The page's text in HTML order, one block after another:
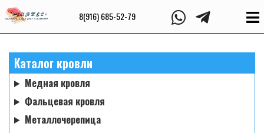
8(916) 685-52-79
Каталог кровли
Медная кровля
Фальцевая кровля
Металлочерепица